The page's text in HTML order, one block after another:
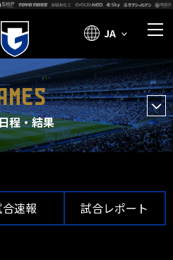
JA
程・結果
速報 試合レポート